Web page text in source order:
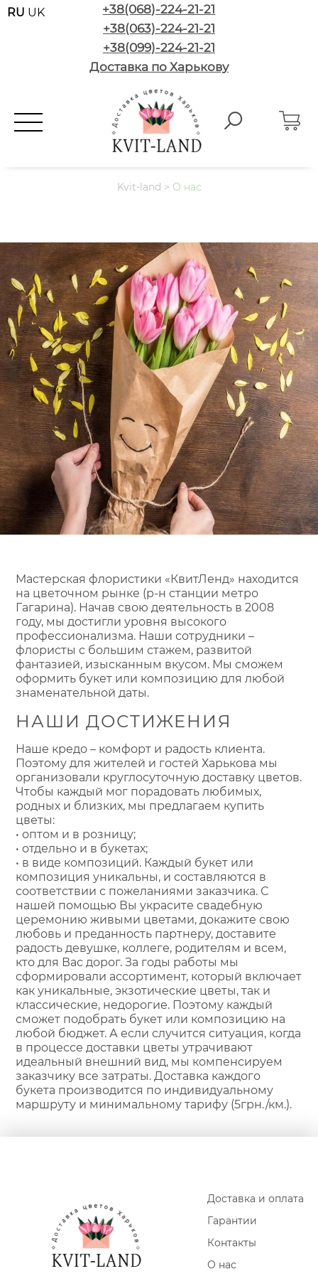
RU UK
+38(068)-224-21-21
+38(063)-224-21-21
+38(099)-224-21-21
Доставка по Харькову
Kvit-land > О нас
Мастерская флористики «КвитЛенд» находится
на цветочном рынке (р-н станции метро
Гагарина). Начав свою деятельность в 2008
году, мы достигли уровня высокого
профессионализма. Наши сотрудники –
флористы с большим стажем, развитой
фантазией, изысканным вкусом. Мы сможем
оформить букет или композицию для любой
знаменательной даты.
НАШИ ДОСТИЖЕНИЯ
Наше кредо – комфорт и радость клиента.
Поэтому для жителей и гостей Харькова мы
организовали круглосуточную доставку цветов.
Чтобы каждый мог порадовать любимых,
родных и близких, мы предлагаем купить
цветы:
• оптом и в розницу;
• отдельно и в букетах;
• в виде композиций. Каждый букет или
композиция уникальны, и составляются в
соответствии с пожеланиями заказчика. С
нашей помощью Вы украсите свадебную
церемонию живыми цветами, докажите свою
любовь и преданность партнеру, доставите
радость девушке, коллеге, родителям и всем,
кто для Вас дорог. За годы работы мы
сформировали ассортимент, который включает
как уникальные, экзотические цветы, так и
классические, недорогие. Поэтому каждый
сможет подобрать букет или композицию на
любой бюджет. А если случится ситуация, когда
в процессе доставки цветы утрачивают
идеальный внешний вид, мы компенсируем
заказчику все затраты. Доставка каждого
букета производится по индивидуальному
маршруту и минимальному тарифу (5грн./км.).
Доставка и оплата
Гарантии
Контакты
О нас